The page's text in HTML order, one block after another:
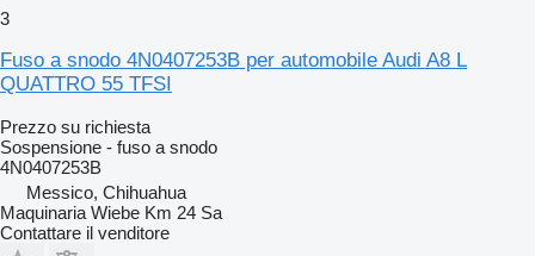
3
Fuso a snodo 4N0407253B per automobile Audi A8 L
QUATTRO 55 TFSI
Prezzo su richiesta
Sospensione - fuso a snodo
4N0407253B
Messico, Chihuahua
Maquinaria Wiebe Km 24 Sa
Contattare il venditore